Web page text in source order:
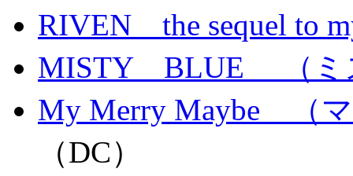
RIVEN the sequel to
MISTY BLUE （ミ
My Merry Maybe （
（DC）